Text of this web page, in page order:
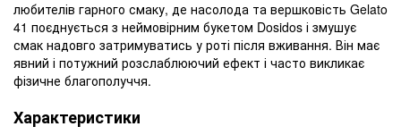
любителів гарного смаку, де насолода та вершковість Gelato
41 поєднується з неймовірним букетом Dosidos і змушує
смак надовго затримуватись у роті після вживання. Він має
явний і потужний розслаблюючий ефект і часто викликає
фізичне благополуччя.
Характеристики